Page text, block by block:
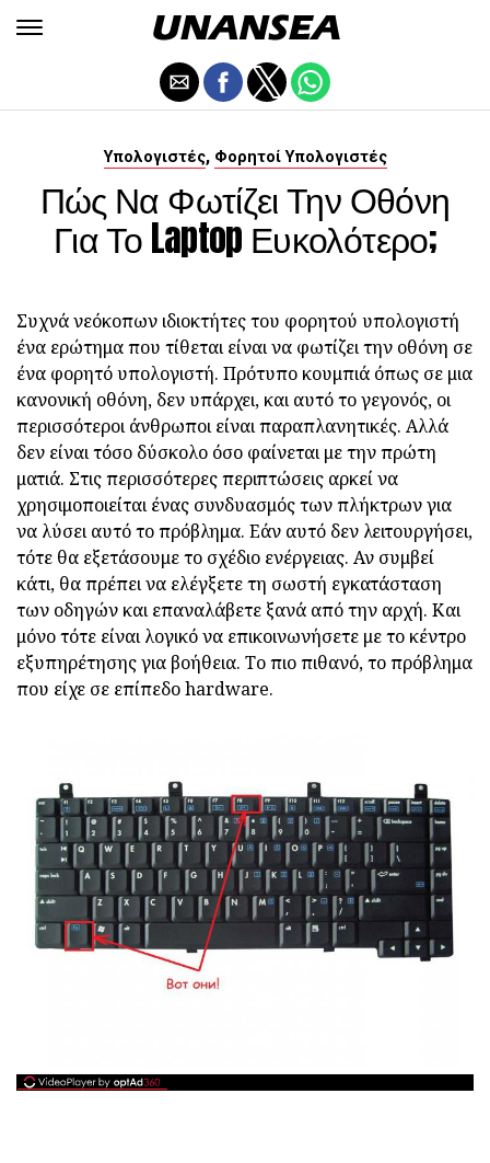
Υπολογιστές, Φορητοί Υπολογιστές
Πώς Να Φωτίζει Την Οθόνη
Για Το Laptop Ευκολότερο;
Συχνά νεόκοπων ιδιοκτήτες του φορητού υπολογιστή
ένα ερώτημα που τίθεται είναι να φωτίζει την οθόνη σε
ένα φορητό υπολογιστή. Πρότυπο κουμπιά όπως σε μια
κανονική οθόνη, δεν υπάρχει, και αυτό το γεγονός, οι
περισσότεροι άνθρωποι είναι παραπλανητικές. Αλλά
δεν είναι τόσο δύσκολο όσο φαίνεται με την πρώτη
ματιά. Στις περισσότερες περιπτώσεις αρκεί να
χρησιμοποιείται ένας συνδυασμός των πλήκτρων για
να λύσει αυτό το πρόβλημα. Εάν αυτό δεν λειτουργήσει,
τότε θα εξετάσουμε το σχέδιο ενέργειας. Αν συμβεί
κάτι, θα πρέπει να ελέγξετε τη σωστή εγκατάσταση
των οδηγών και επαναλάβετε ξανά από την αρχή. Και
μόνο τότε είναι λογικό να επικοινωνήσετε με το κέντρο
εξυπηρέτησης για βοήθεια. Το πιο πιθανό, το πρόβλημα
που είχε σε επίπεδο hardware.